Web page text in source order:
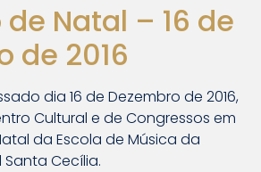
Natal – 16 de
de 2016
dia 16 de Dezembro de 2016,
Cultural e de Congressos em
da Escola de Música da
Cecília.